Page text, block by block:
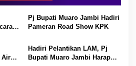
Pj Bupati Muaro Jambi Hadiri
Pameran Road Show KPK
Air
Hadiri Pelantikan LAM, Pj
Bupati Muaro Jambi Harap